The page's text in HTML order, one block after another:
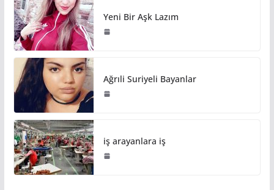
Yeni Bir Aşk Lazım
Ağrıli Suriyeli Bayanlar
iş arayanlara iş